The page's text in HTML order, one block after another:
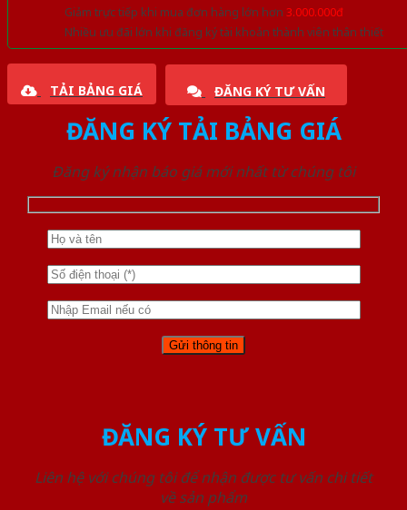
Giảm trực tiếp khi mua đơn hàng lớn hơn 3.000.000đ
Nhiều ưu đãi lớn khi đăng ký tài khoản thành viên thân thiết
TẢI BẢNG GIÁ ĐĂNG KÝ TƯ VẤN
ĐĂNG KÝ TẢI BẢNG GIÁ
Đăng ký nhận báo giá mới nhất từ chúng tôi
ĐĂNG KÝ TƯ VẤN
Liên hệ với chúng tôi để nhận được tư vấn chi tiết
về sản phẩm